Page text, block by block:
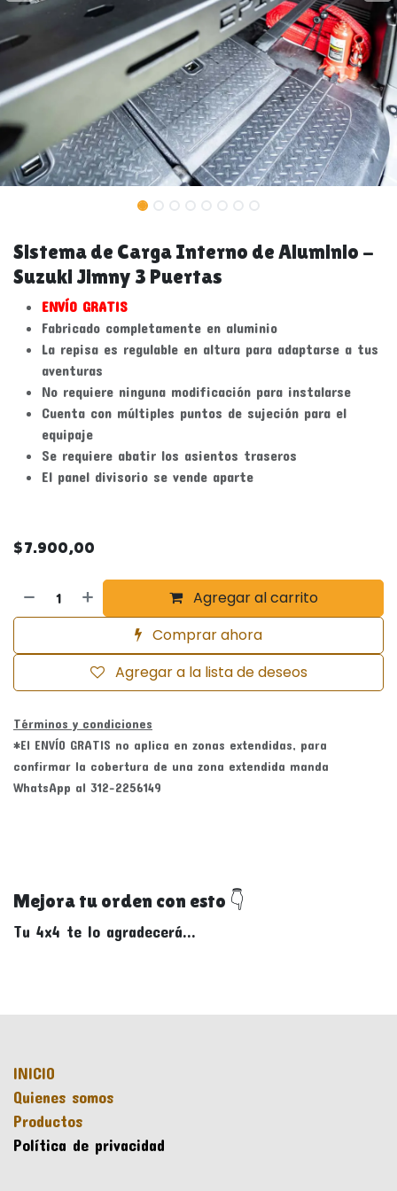
Sistema de Carga Interno de Aluminio -
Suzuki Jimny 3 Puertas
ENVÍO GRATIS
Fabricado completamente en aluminio
La repisa es regulable en altura para adaptarse a tus
aventuras
No requiere ninguna modificación para instalarse
Cuenta con múltiples puntos de sujeción para el
equipaje
Se requiere abatir los asientos traseros
El panel divisorio se vende aparte
$7.900,00
Agregar al carrito
Comprar ahora
Agregar a la lista de deseos
Términos y condiciones
*El ENVÍO GRATIS no aplica en zonas extendidas, para
confirmar la cobertura de una zona extendida manda
WhatsApp al 312-2256149
Mejora tu orden con esto 👇
Tu 4x4 te lo agradecerá...
INICIO
Quienes somos
Productos
Política de privacidad